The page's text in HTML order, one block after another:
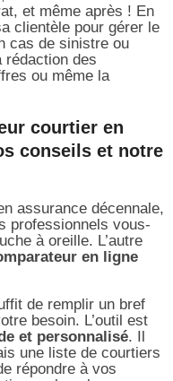
et même après ! En
clientèle pour gérer le
cas de sinistre ou
rédaction des
ou même la
courtier en
conseils et notre
assurance décennale,
professionnels vous-
à oreille. L’autre
en ligne
de remplir un bref
besoin. L’outil est
et personnalisé. Il
une liste de courtiers
répondre à vos